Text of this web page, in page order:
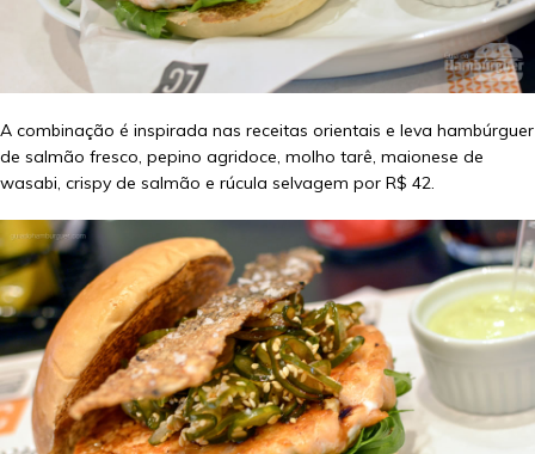
A combinação é inspirada nas receitas orientais e leva hambúrguer
de salmão fresco, pepino agridoce, molho tarê, maionese de
wasabi, crispy de salmão e rúcula selvagem por R$ 42.